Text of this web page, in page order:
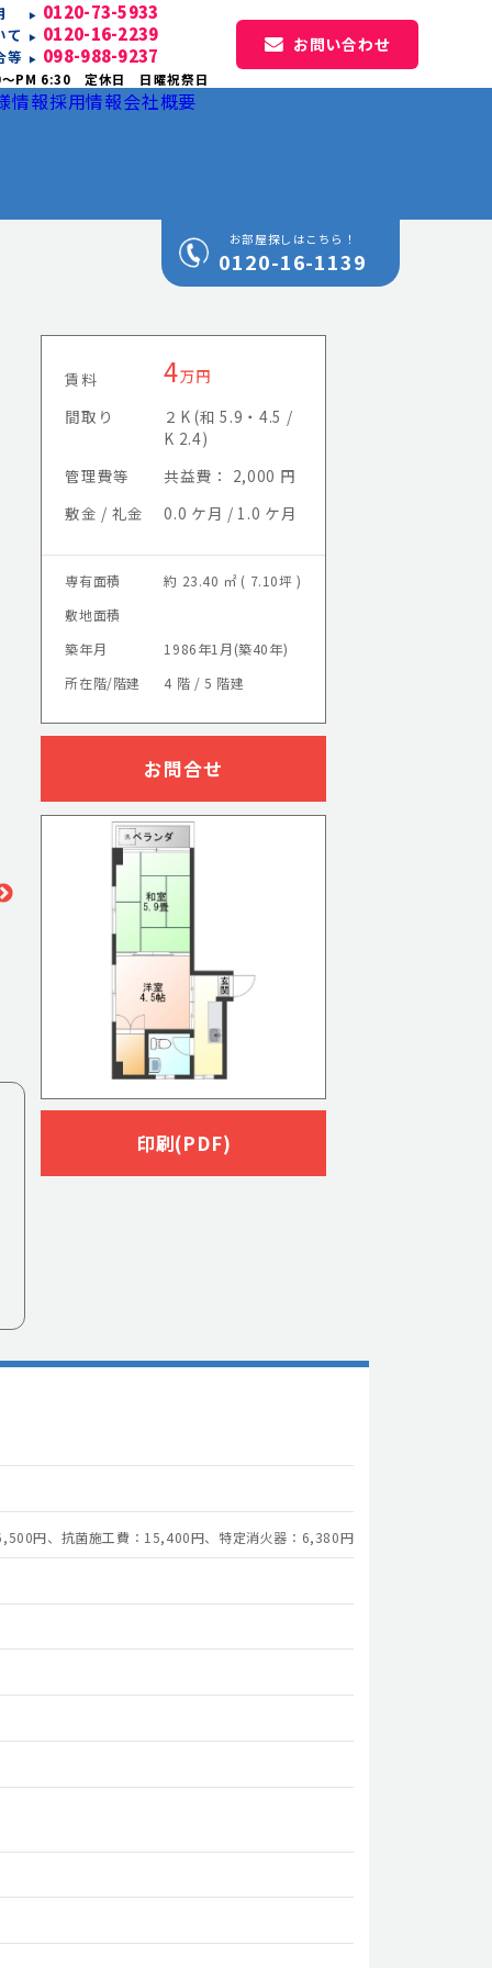
0120-73-5933
て 0120-16-2239
等 098-988-9237
PM 6:30 定休日 日曜祝祭日
お問い合わせ
情報採用情報会社概要
お部屋探しはこちら！
0120-16-1139
賃料 4万円
間取り
２K (和 5.9・4.5 /
K 2.4)
管理費等
共益費： 2,000 円
敷金 / 礼金
0.0 ケ月 / 1.0 ケ月
専有面積
約 23.40 ㎡ ( 7.10坪 )
敷地面積
築年月
1986年1月(築40年)
所在階/階建
4 階 / 5 階建
お問合せ
印刷(PDF)
円、抗菌施工費：15,400円、特定消火器：6,380円